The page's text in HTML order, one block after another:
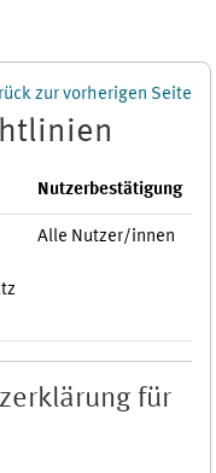
zur vorherigen Seite
Nutzerbestätigung
Alle Nutzer/innen
für